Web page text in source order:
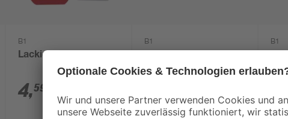
B1
Lackier-Set 3-teilig
4,59
B1
Polyethylen
0
1,29 € / Pack
B1
5